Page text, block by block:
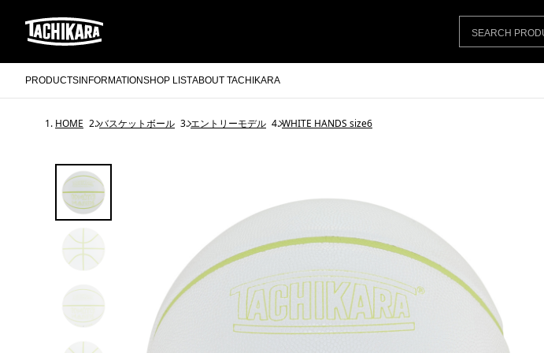
PRODUCTS INFORMATIONSHOP LISTABOUT TACHIKARA
HOME バスケットボール エントリーモデル WHITE HANDS size6